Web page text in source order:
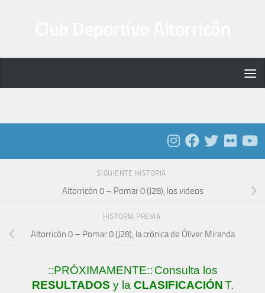
SIGUIENTE HISTORIA
Altorricón 0 – Pomar 0 (J28), los videos
HISTORIA PREVIA
Altorricón 0 – Pomar 0 (J28), la crónica de Óliver Miranda
::PRÓXIMAMENTE:: Consulta los
RESULTADOS y la CLASIFICACIÓNT.